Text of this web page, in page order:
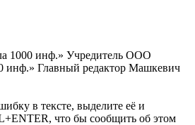
1000 инф.» Учредитель ООО
инф.» Главный редактор Машкевич
в тексте, выделите её и
что бы сообщить об этом